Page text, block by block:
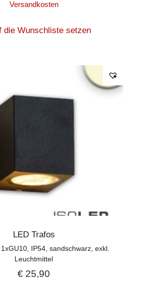
Versandkosten
die Wunschliste setzen
LED Trafos
IP54, sandschwarz, exkl.
Leuchtmittel
€ 25,90